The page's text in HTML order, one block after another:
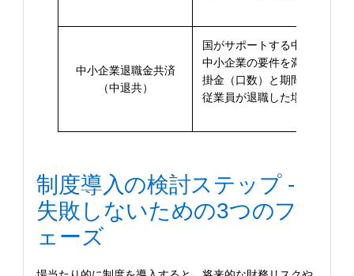
中小企業退職金共済
（中退共）
国がサポートする中小企業向
中小企業の要件を満たせば加
掛金（口数）と期間で退職金
従業員が退職した場合、中退
制度導入の検討ステップ -
失敗しないための3つのフ
ェーズ